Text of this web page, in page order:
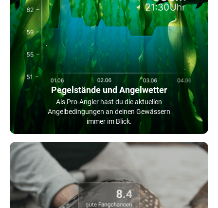
Pegelstände und Angelwetter
Als Pro-Angler hast du die aktuellen
Angelbedingungen an deinen Gewässern
immer im Blick.